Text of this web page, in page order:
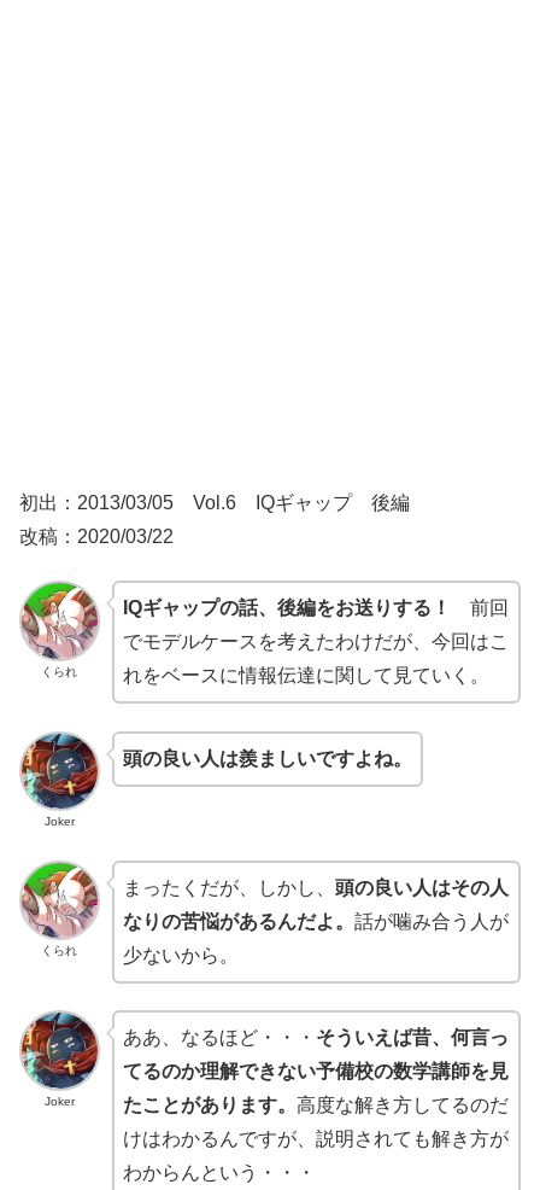
初出：2013/03/05 Vol.6 IQギャップ 後編
改稿：2020/03/22
くられ
IQギャップの話、後編をお送りする！
前回
でモデルケースを考えたわけだが、今回はこ
れをベースに情報伝達に関して見ていく。
Joker
頭の良い人は羨ましいですよね。
くられ
まったくだが、しかし、 頭の良い人はその人
なりの苦悩があるんだよ。 話が噛み合う人が
少ないから。
Joker
ああ、なるほど・・・ そういえば昔、何言っ
てるのか理解できない予備校の数学講師を見
たことがあります。 高度な解き方してるのだ
けはわかるんですが、説明されても解き方が
わからんという・・・